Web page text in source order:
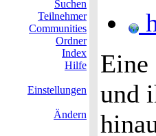
Suchen
Teilnehmer
Communities
Ordner
Index
Hilfe
Einstellungen
Ändern
und